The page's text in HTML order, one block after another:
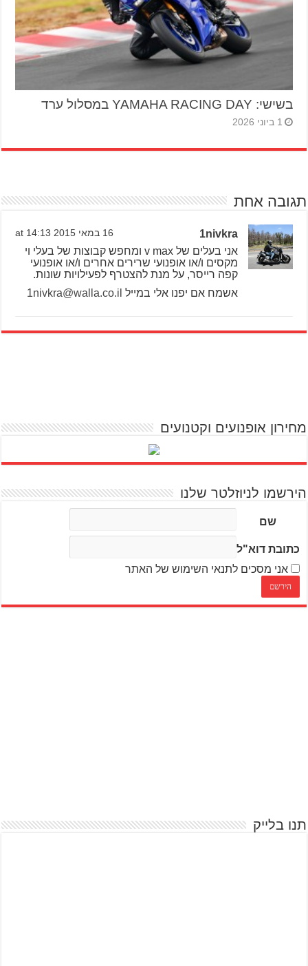
בשישי: YAMAHA RACING DAY במסלול ערד
1 ביוני 2026
תגובה אחת
1nivkra 16 במאי 2015 at 14:13
אני בעלים של v max ומחפש קבוצות של בעלי וי
מקסים ו/או אופנועי שרירים אחרים ו/או אופנועי
קפה רייסר, על מנת להצטרף לפעילויות שונות.
אשמח אם יפנו אלי במייל 1nivkra@walla.co.il
מחירון אופנועים וקטנועים
הירשמו לניוזלטר שלנו
שם
כתובת דוא"ל
אני מסכים לתנאי השימוש של האתר
תנו בלייק